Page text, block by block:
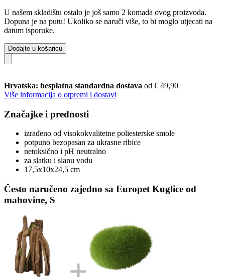
U našem skladištu ostalo je još samo 2 komada ovog proizvoda.
Dopuna je na putu! Ukoliko se naruči više, to bi moglo utjecati na
datum isporuke.
Dodajte u košaricu
Hrvatska: besplatna standardna dostava od € 49,90
Više informacija o otpremi i dostavi
Značajke i prednosti
izrađeno od visokokvalitetne poliesterske smole
potpuno bezopasan za ukrasne ribice
netoksično i pH neutralno
za slatku i slanu vodu
17,5x10x24,5 cm
Često naručeno zajedno sa Europet Kuglice od
mahovine, S